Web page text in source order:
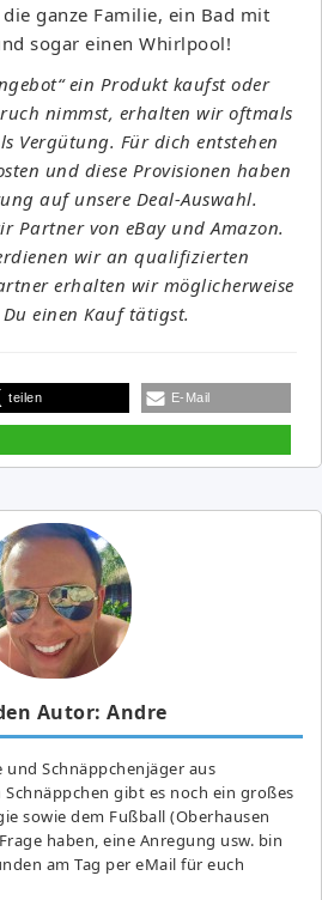
ganze Familie, ein Bad mit
sogar einen Whirlpool!
ein Produkt kaufst oder
nimmst, erhalten wir oftmals
Vergütung. Für dich entstehen
und diese Provisionen haben
auf unsere Deal-Auswahl.
Partner von eBay und Amazon.
wir an qualifizierten
erhalten wir möglicherweise
einen Kauf tätigst.
teilen E-Mail
Autor: Andre
Schnäppchenjäger aus
gibt es noch ein großes
sowie dem Fußball (Oberhausen
haben, eine Anregung usw. bin
am Tag per eMail für euch